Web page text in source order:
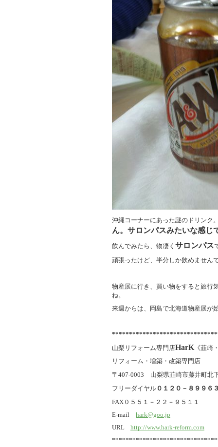
沖縄コーナーにあった謎のドリンク
ん。サロンパスみたいな感じ
飲んでみたら、物凄く サロンパス
頑張ったけど、半分しか飲めません
物産展に行き、買い物をすると旅行
ね。
来週からは、岡島で北海道物産展が
山梨リフォーム専門店HarK 《韮崎
リフォーム・増築・改築専門店
〒407-0003 山梨県韮崎市藤井町北
フリーダイヤル ０１２０－８９９６
FAX０５５１－２２－９５１１
E-mail hark@goo.jp
URL http://www.hark-reform.com